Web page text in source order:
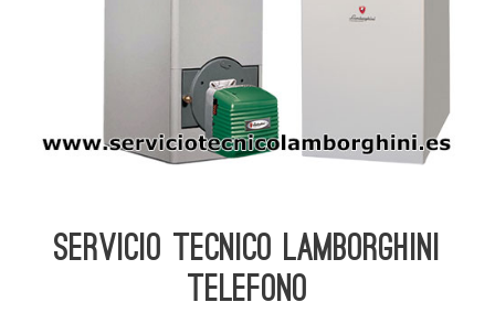
Servicio Tecnico Lamborghini
telefono